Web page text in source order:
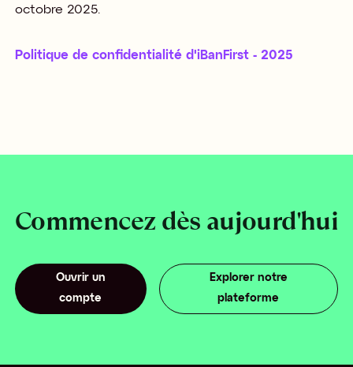
octobre 2025.
Politique de confidentialité d'iBanFirst - 2025
Commencez dès aujourd'hui
Ouvrir un
compte
Explorer notre
plateforme